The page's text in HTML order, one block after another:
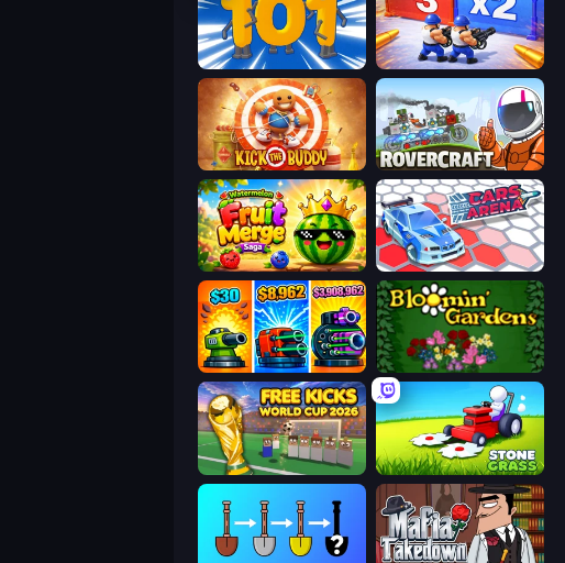
Numbers Arena Battle Brigade
Kick the Buddy Rovercraft
Watermelon Fruit Merge Saga Cars Arena
Pumpkin Defense: Merge Cannon Blooming Gardens
Free Kicks World Cup 2026 Stone Grass: Mowing Simulator